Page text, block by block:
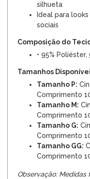
silhueta
Ideal para
sociais
Composição do
• 95% Poliéster,
Tamanhos
Tamanho P:
Comprimento
Tamanho M:
Comprimento
Tamanho G:
Comprimento
Tamanho GG:
Comprimento
Observação: